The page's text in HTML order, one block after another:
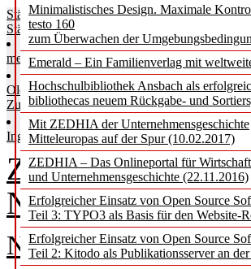
Minimalistisches Design. Maximale
testo 160
zum Überwachen der
Emerald – Ein Familienverlag mit
Hochschulbibliothek Ansbach als
bibliothecas neuem Rückgabe- und
Mit ZEDHIA der Unternehmensgeschichte
Mitteleuropas auf der Spur (10.02.2017)
ZEDHIA – Das Onlineportal für
und Unternehmensgeschichte (22.11.2016)
Erfolgreicher Einsatz von Open Source
Teil 3: TYPO3 als Basis für den Website-
Erfolgreicher Einsatz von Open Source
Teil 2: Kitodo als Publikationsserver an
Städtische Bibliotheken der 100 größten
Städte Deutschlands ausgewertet
Bibliotheksgebühren in Hamburg sind
mehr als doppelt so teuer wie der Schnitt
Außer in Hamburg, Kassel und
Oldenburg erhalten Kinder gebührenfreien
Zugriff auf Bücher
Kostenlose Stadtbibliothek für alle in
Ingolstadt, Rostock und Wiesbaden
Zwischen 45
Nadiia Mykhalevych